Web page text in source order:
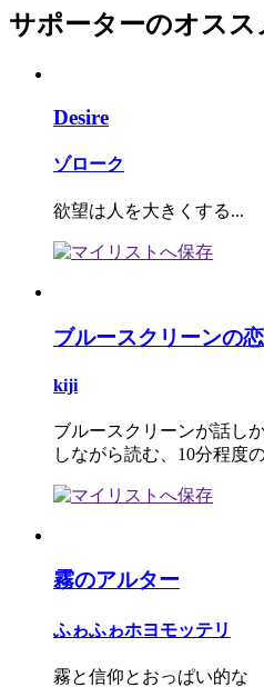
サポーターのオスス
Desire
ゾローク
欲望は人を大きくする...
ブルースクリーンの
kiji
ブルースクリーンが話し
しながら読む、10分程度
霧のアルター
ふゎふゎホヨモッテリ
霧と信仰とおっぱい的な